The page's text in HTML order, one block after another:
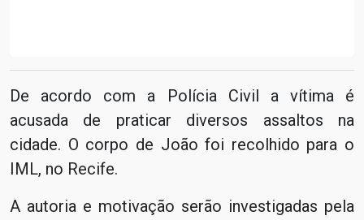
De acordo com a Polícia Civil a vítima é
acusada de praticar diversos assaltos na
cidade. O corpo de João foi recolhido para o
IML, no Recife.
A autoria e motivação serão investigadas pela